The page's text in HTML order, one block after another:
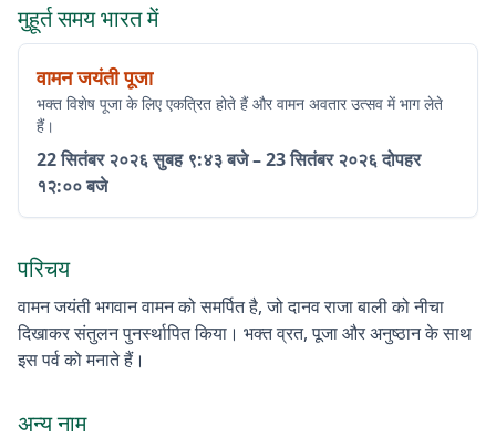
मुहूर्त समय भारत में
वामन जयंती पूजा
भक्त विशेष पूजा के लिए एकत्रित होते हैं और वामन अवतार उत्सव में भाग लेते
हैं।
22 सितंबर २०२६ सुबह ९:४३ बजे–23 सितंबर २०२६ दोपहर
१२:०० बजे
परिचय
वामन जयंती भगवान वामन को समर्पित है, जो दानव राजा बाली को नीचा
दिखाकर संतुलन पुनर्स्थापित किया। भक्त व्रत, पूजा और अनुष्ठान के साथ
इस पर्व को मनाते हैं।
अन्य नाम